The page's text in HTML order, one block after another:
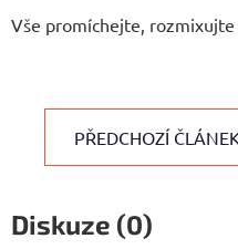
Vše promíchejte,
PŘEDCHOZÍ
Diskuze (0)